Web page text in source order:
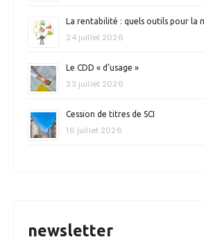
La rentabilité : quels outils pour la
24 juillet 2026
Le CDD « d’usage »
23 juillet 2026
Cession de titres de SCI
16 juillet 2026
newsletter